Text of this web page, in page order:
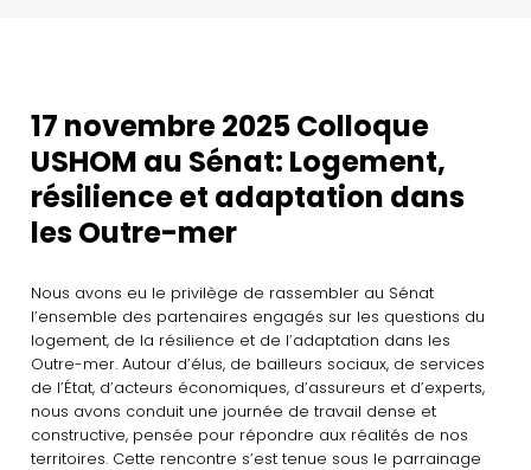
17 novembre 2025 Colloque
USHOM au Sénat: Logement,
résilience et adaptation dans
les Outre-mer
Nous avons eu le privilège de rassembler au Sénat
l’ensemble des partenaires engagés sur les questions du
logement, de la résilience et de l’adaptation dans les
Outre-mer. Autour d’élus, de bailleurs sociaux, de services
de l’État, d’acteurs économiques, d’assureurs et d’experts,
nous avons conduit une journée de travail dense et
constructive, pensée pour répondre aux réalités de nos
territoires. Cette rencontre s’est tenue sous le parrainage